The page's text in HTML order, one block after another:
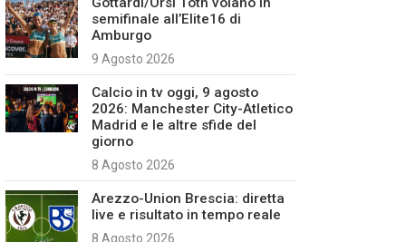
semifinale all’Elite16 di
Amburgo
9 Agosto 2026
Calcio in tv oggi, 9 agosto
2026: Manchester City-Atletico
Madrid e le altre sfide del
giorno
8 Agosto 2026
Arezzo-Union Brescia: diretta
live e risultato in tempo reale
8 Agosto 2026